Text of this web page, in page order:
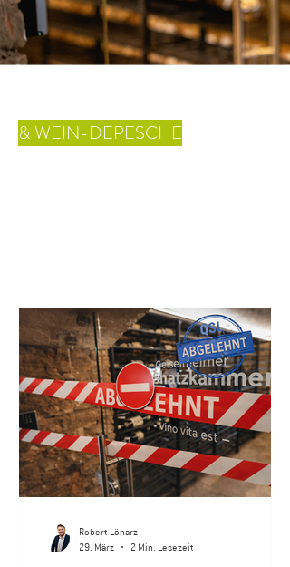
& WEIN-DEPESCHE
Robert Lönarz
29. März
2 Min. Lesezeit